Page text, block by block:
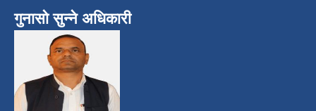
गुनासो सुन्ने अधिकारी